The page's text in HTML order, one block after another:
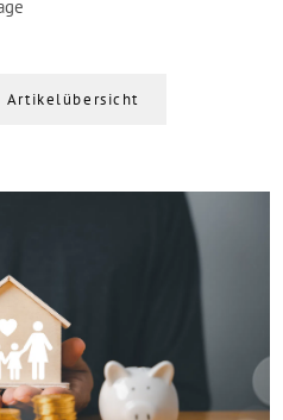
Artikelübersicht